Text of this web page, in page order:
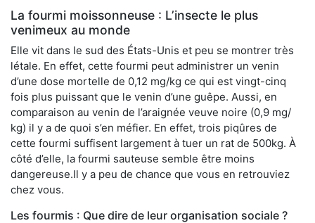
La fourmi moissonneuse : L’insecte le plus
venimeux au monde
Elle vit dans le sud des États-Unis et peu se montrer très
létale. En effet, cette fourmi peut administrer un venin
d’une dose mortelle de 0,12 mg/kg ce qui est vingt-cinq
fois plus puissant que le venin d’une guêpe. Aussi, en
comparaison au venin de l’araignée veuve noire (0,9 mg/
kg) il y a de quoi s’en méfier. En effet, trois piqûres de
cette fourmi suffisent largement à tuer un rat de 500kg. À
côté d’elle, la fourmi sauteuse semble être moins
dangereuse.Il y a peu de chance que vous en retrouviez
chez vous.
Les fourmis : Que dire de leur organisation sociale ?